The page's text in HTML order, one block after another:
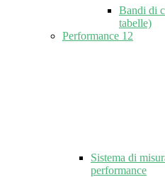
Bandi di
tabelle)
Performance 12
Sistema di
performance